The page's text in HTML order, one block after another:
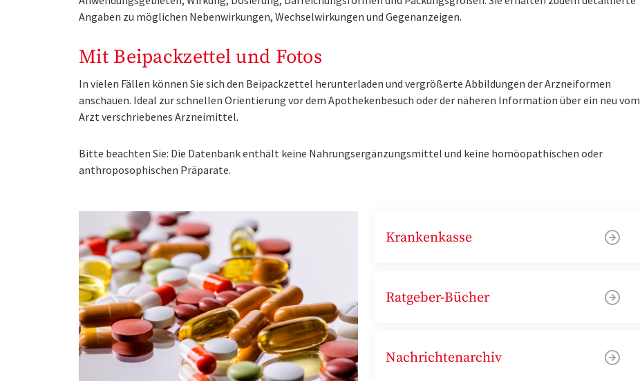
Angaben zu möglichen Nebenwirkungen, Wechselwirkungen und Gegenanzeigen.
Mit Beipackzettel und Fotos
In vielen Fällen können Sie sich den Beipackzettel herunterladen und vergrößerte Abbildungen der Arzneiformen
anschauen. Ideal zur schnellen Orientierung vor dem Apothekenbesuch oder der näheren Information über ein neu vom
Arzt verschriebenes Arzneimittel.
Bitte beachten Sie: Die Datenbank enthält keine Nahrungsergänzungsmittel und keine homöopathischen oder
anthroposophischen Präparate.
Krankenkasse
Ratgeber-Bücher
Nachrichtenarchiv